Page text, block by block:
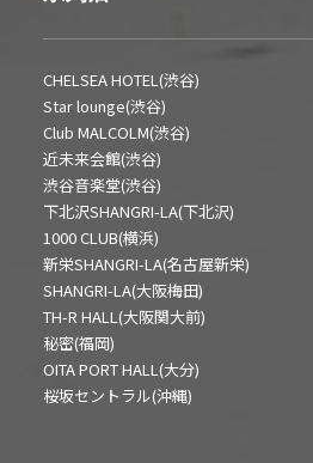
CHELSEA HOTEL(渋谷)
Star lounge(渋谷)
Club MALCOLM(渋谷)
近未来会館(渋谷)
渋谷音楽堂(渋谷)
下北沢SHANGRI-LA(下北沢)
1000 CLUB(横浜)
新栄SHANGRI-LA(名古屋新栄)
SHANGRI-LA(大阪梅田)
TH-R HALL(大阪関大前)
秘密(福岡)
OITA PORT HALL(大分)
桜坂セントラル(沖縄)